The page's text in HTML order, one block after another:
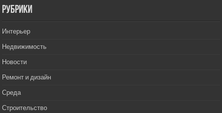
РУбрики
Интерьер
Недвижимость
Новости
Ремонт и дизайн
Среда
Строительство